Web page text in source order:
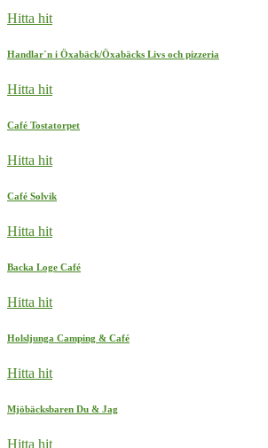
Hitta hit
Handlar´n i Öxabäck/Öxabäcks Livs och pizzeria
Hitta hit
Café Tostatorpet
Hitta hit
Café Solvik
Hitta hit
Backa Loge Café
Hitta hit
Holsljunga Camping & Café
Hitta hit
Mjöbäcksbaren Du & Jag
Hitta hit